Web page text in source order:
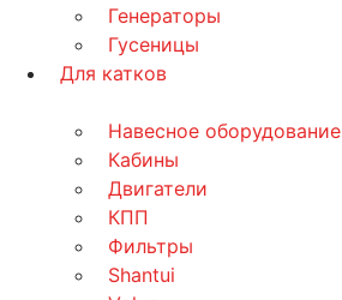
Генераторы
Гусеницы
Для катков
Навесное оборудование
Кабины
Двигатели
КПП
Фильтры
Shantui